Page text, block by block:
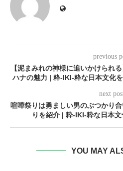
previous
【泥まみれの神様に追いかけられ
ハナの魅力 | 粋-IKI-粋な日本文化
next
喧嘩祭りは勇ましい男のぶつかり
りを紹介 | 粋-IKI-粋な日本
YOU MAY